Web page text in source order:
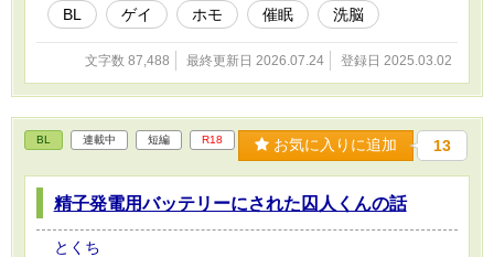
治療"が、ゆっくりと始まろうとしていた―― 果たして、天童義和
の"治療"とは一体…？
BL ゲイ ホモ 催眠 洗脳
文字数 87,488 最終更新日 2026.07.24 登録日 2025.03.02
BL 連載中 短編 R18 お気に入りに追加 13
精子発電用バッテリーにされた囚人くんの話
とくち